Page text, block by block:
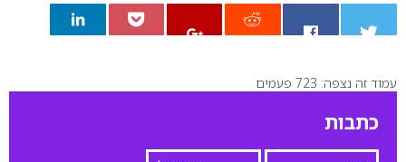
0
עמוד זה נצפה: 723 פעמים
כתבות